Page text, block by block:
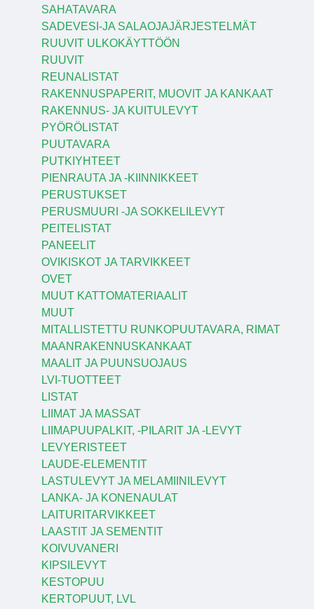
SAHATAVARA
SADEVESI-JA SALAOJAJÄRJESTELMÄT
RUUVIT ULKOKÄYTTÖÖN
RUUVIT
REUNALISTAT
RAKENNUSPAPERIT, MUOVIT JA KANKAAT
RAKENNUS- JA KUITULEVYT
PYÖRÖLISTAT
PUUTAVARA
PUTKIYHTEET
PIENRAUTA JA -KIINNIKKEET
PERUSTUKSET
PERUSMUURI -JA SOKKELILEVYT
PEITELISTAT
PANEELIT
OVIKISKOT JA TARVIKKEET
OVET
MUUT KATTOMATERIAALIT
MUUT
MITALLISTETTU RUNKOPUUTAVARA, RIMAT
MAANRAKENNUSKANKAAT
MAALIT JA PUUNSUOJAUS
LVI-TUOTTEET
LISTAT
LIIMAT JA MASSAT
LIIMAPUUPALKIT, -PILARIT JA -LEVYT
LEVYERISTEET
LAUDE-ELEMENTIT
LASTULEVYT JA MELAMIINILEVYT
LANKA- JA KONENAULAT
LAITURITARVIKKEET
LAASTIT JA SEMENTIT
KOIVUVANERI
KIPSILEVYT
KESTOPUU
KERTOPUUT, LVL